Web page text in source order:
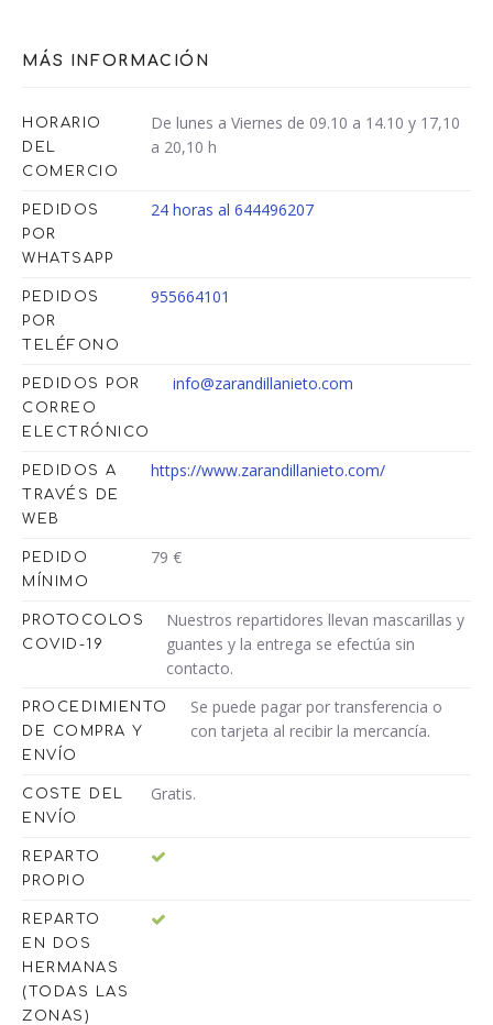
MÁS INFORMACIÓN
HORARIO
DEL
COMERCIO
De lunes a Viernes de 09.10 a 14.10 y 17,10
a 20,10 h
PEDIDOS
POR
WHATSAPP
24 horas al 644496207
PEDIDOS
POR
TELÉFONO
955664101
PEDIDOS POR
CORREO
ELECTRÓNICO
info@zarandillanieto.com
PEDIDOS A
TRAVÉS DE
WEB
https://www.zarandillanieto.com/
PEDIDO
MÍNIMO
79 €
PROTOCOLOS
COVID-19
Nuestros repartidores llevan mascarillas y
guantes y la entrega se efectúa sin
contacto.
PROCEDIMIENTO
DE COMPRA Y
ENVÍO
Se puede pagar por transferencia o
con tarjeta al recibir la mercancía.
COSTE DEL
ENVÍO
Gratis.
REPARTO
PROPIO
REPARTO
EN DOS
HERMANAS
(TODAS LAS
ZONAS)